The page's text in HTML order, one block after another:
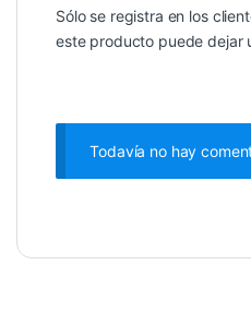
Sólo se registra en los
este producto puede dejar
Todavía no hay